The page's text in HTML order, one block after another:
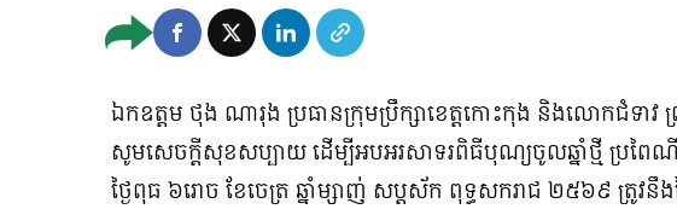
ឯកឧត្តម ថុង ណារុង ប្រធានក្រុមប្រឹក្សាខេត្តកោះកុង និងលោកជំទ
សូមសេចក្ដី​សុខ​សប្បាយ​ ដើម្បីអបអរសាទរពិធីបុណ្យ​ចូលឆ្នាំ​ថ្មី​ ប្រព
ថ្ងៃពុធ ៦រោច ខែចេត្រ ឆ្នាំម្សាញ់ សប្តស័ក ពុទ្ធសករាជ ២៥៦៩ ត្រូវនឹ